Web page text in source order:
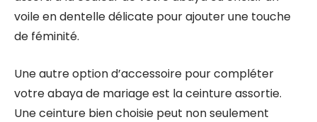
voile en dentelle délicate pour ajouter une touche
de féminité.
Une autre option d’accessoire pour compléter
votre abaya de mariage est la ceinture assortie.
Une ceinture bien choisie peut non seulement